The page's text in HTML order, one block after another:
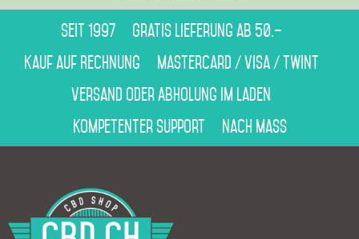
Seit 1997
Gratis Lieferung ab 50.–
Kauf auf Rechnung
Mastercard / Visa / Twint
Versand oder Abholung im Laden
Kompetenter Support
Nach Mass